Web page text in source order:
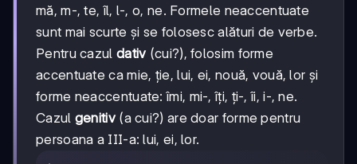
mă, m-, te, îl, l-, o, ne. Formele neaccentuate
sunt mai scurte și se folosesc alături de verbe.
Pentru cazul dativ(cui?), folosim forme
accentuate ca mie, ție, lui, ei, nouă, vouă, lor și
forme neaccentuate: îmi, mi-, îți, ți-, îi, i-, ne.
Cazul genitiv(a cui?) are doar forme pentru
persoana a III-a: lui, ei, lor.